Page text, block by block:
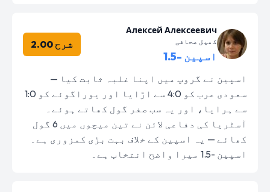
Алексей Алексеевич
کھیل صحافی
اسپین -1.5
شرح 2.00
اسپین نے گروپ میں اپنا غلبہ ثابت کیا —
سعودی عرب کو 4:0 سے اڑایا اور یوراگوئے کو 1:0
سے ہرایا، اور یہ سب صفر گول کھاتے ہوئے۔
آسٹریا کی دفاعی لائن نے تین میچوں میں 6 گول
کھائے — یہ اسپین کے خلاف بہت بڑی کمزوری ہے۔
اسپین -1.5 میرا واضح انتخاب ہے۔